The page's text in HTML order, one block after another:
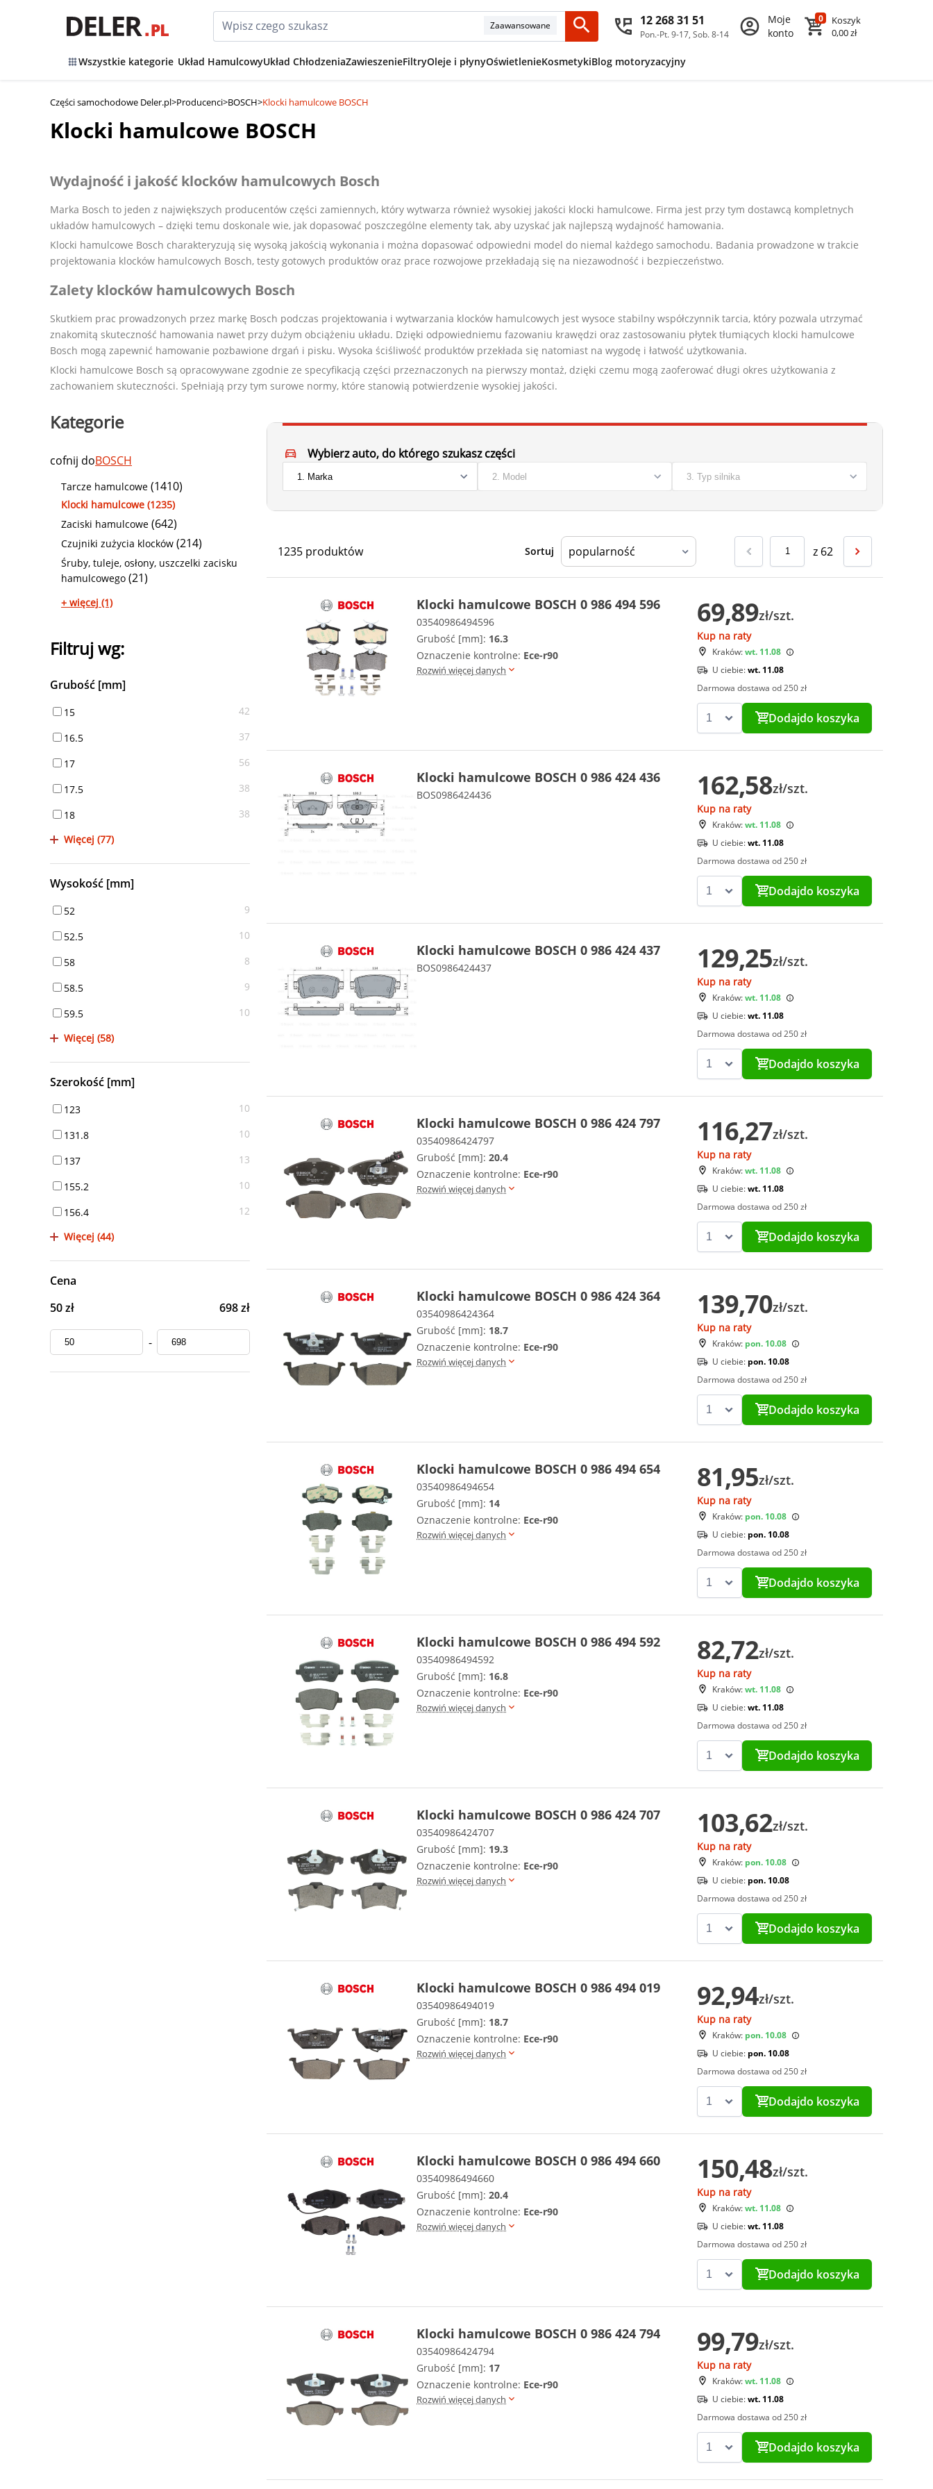
Zaawansowane 12 268 31 51
Pon.-Pt. 9-17, Sob. 8-14
Moje
konto
0
Koszyk
0,00 zł
Wszystkie kategorie Układ HamulcowyUkład ChłodzeniaZawieszenieFiltryOleje i płynyOświetlenieKosmetykiBlog motoryzacyjny
Części samochodowe Deler.pl>Producenci>BOSCH>Klocki hamulcowe BOSCH
Klocki hamulcowe BOSCH
Wydajność i jakość klocków hamulcowych Bosch
Marka Bosch to jeden z największych producentów części zamiennych, który wytwarza również wysokiej jakości klocki hamulcowe. Firma jest przy tym dostawcą kompletnych
układów hamulcowych – dzięki temu doskonale wie, jak dopasować poszczególne elementy tak, aby uzyskać jak najlepszą wydajność hamowania.
Klocki hamulcowe Bosch charakteryzują się wysoką jakością wykonania i można dopasować odpowiedni model do niemal każdego samochodu. Badania prowadzone w trakcie
projektowania klocków hamulcowych Bosch, testy gotowych produktów oraz prace rozwojowe przekładają się na niezawodność i bezpieczeństwo.
Zalety klocków hamulcowych Bosch
Skutkiem prac prowadzonych przez markę Bosch podczas projektowania i wytwarzania klocków hamulcowych jest wysoce stabilny współczynnik tarcia, który pozwala utrzymać
znakomitą skuteczność hamowania nawet przy dużym obciążeniu układu. Dzięki odpowiedniemu fazowaniu krawędzi oraz zastosowaniu płytek tłumiących klocki hamulcowe
Bosch mogą zapewnić hamowanie pozbawione drgań i pisku. Wysoka ściśliwość produktów przekłada się natomiast na wygodę i łatwość użytkowania.
Klocki hamulcowe Bosch są opracowywane zgodnie ze specyfikacją części przeznaczonych na pierwszy montaż, dzięki czemu mogą zaoferować długi okres użytkowania z
zachowaniem skuteczności. Spełniają przy tym surowe normy, które stanowią potwierdzenie wysokiej jakości.
Kategorie
cofnij doBOSCH
Tarcze hamulcowe (1410)
Klocki hamulcowe (1235)
Zaciski hamulcowe (642)
Czujniki zużycia klocków (214)
Śruby, tuleje, osłony, uszczelki zacisku
hamulcowego (21)
+ więcej (1)
Filtruj wg:
Grubość [mm]
15 42
16.5 37
17 56
17.5 38
18
38
Więcej (77)
Wysokość [mm]
52 9
52.5 10
58 8
58.5 9
59.5
10
Więcej (58)
Szerokość [mm]
123 10
131.8 10
137 13
155.2 10
156.4
12
Więcej (44)
Cena
50 zł
698 zł
-
Wybierz auto, do którego szukasz części
1235 produktów Sortuj z 62
Klocki hamulcowe BOSCH 0 986 494 596
03540986494596
Grubość [mm]: 16.3
Oznaczenie kontrolne: Ece-r90
Rozwiń więcej danych
69,89zł/szt.
Kup na raty
Kraków:wt. 11.08
U ciebie:wt. 11.08
Darmowa dostawa od 250 zł
Dodajdo koszyka
Klocki hamulcowe BOSCH 0 986 424 436
BOS0986424436 162,58zł/szt.
Kup na raty
Kraków:wt. 11.08
U ciebie:wt. 11.08
Darmowa dostawa od 250 zł
Dodajdo koszyka
Klocki hamulcowe BOSCH 0 986 424 437
BOS0986424437 129,25zł/szt.
Kup na raty
Kraków:wt. 11.08
U ciebie:wt. 11.08
Darmowa dostawa od 250 zł
Dodajdo koszyka
Klocki hamulcowe BOSCH 0 986 424 797
03540986424797
Grubość [mm]: 20.4
Oznaczenie kontrolne: Ece-r90
Rozwiń więcej danych
116,27zł/szt.
Kup na raty
Kraków:wt. 11.08
U ciebie:wt. 11.08
Darmowa dostawa od 250 zł
Dodajdo koszyka
Klocki hamulcowe BOSCH 0 986 424 364
03540986424364
Grubość [mm]: 18.7
Oznaczenie kontrolne: Ece-r90
Rozwiń więcej danych
139,70zł/szt.
Kup na raty
Kraków: pon. 10.08
U ciebie: pon. 10.08
Darmowa dostawa od 250 zł
Dodajdo koszyka
Klocki hamulcowe BOSCH 0 986 494 654
03540986494654
Grubość [mm]: 14
Oznaczenie kontrolne: Ece-r90
Rozwiń więcej danych
81,95zł/szt.
Kup na raty
Kraków: pon. 10.08
U ciebie: pon. 10.08
Darmowa dostawa od 250 zł
Dodajdo koszyka
Klocki hamulcowe BOSCH 0 986 494 592
03540986494592
Grubość [mm]: 16.8
Oznaczenie kontrolne: Ece-r90
Rozwiń więcej danych
82,72zł/szt.
Kup na raty
Kraków:wt. 11.08
U ciebie:wt. 11.08
Darmowa dostawa od 250 zł
Dodajdo koszyka
Klocki hamulcowe BOSCH 0 986 424 707
03540986424707
Grubość [mm]: 19.3
Oznaczenie kontrolne: Ece-r90
Rozwiń więcej danych
103,62zł/szt.
Kup na raty
Kraków: pon. 10.08
U ciebie: pon. 10.08
Darmowa dostawa od 250 zł
Dodajdo koszyka
Klocki hamulcowe BOSCH 0 986 494 019
03540986494019
Grubość [mm]: 18.7
Oznaczenie kontrolne: Ece-r90
Rozwiń więcej danych
92,94zł/szt.
Kup na raty
Kraków: pon. 10.08
U ciebie: pon. 10.08
Darmowa dostawa od 250 zł
Dodajdo koszyka
Klocki hamulcowe BOSCH 0 986 494 660
03540986494660
Grubość [mm]: 20.4
Oznaczenie kontrolne: Ece-r90
Rozwiń więcej danych
150,48zł/szt.
Kup na raty
Kraków:wt. 11.08
U ciebie:wt. 11.08
Darmowa dostawa od 250 zł
Dodajdo koszyka
Klocki hamulcowe BOSCH 0 986 424 794
03540986424794
Grubość [mm]: 17
Oznaczenie kontrolne: Ece-r90
Rozwiń więcej danych
99,79zł/szt.
Kup na raty
Kraków:wt. 11.08
U ciebie:wt. 11.08
Darmowa dostawa od 250 zł
Dodajdo koszyka